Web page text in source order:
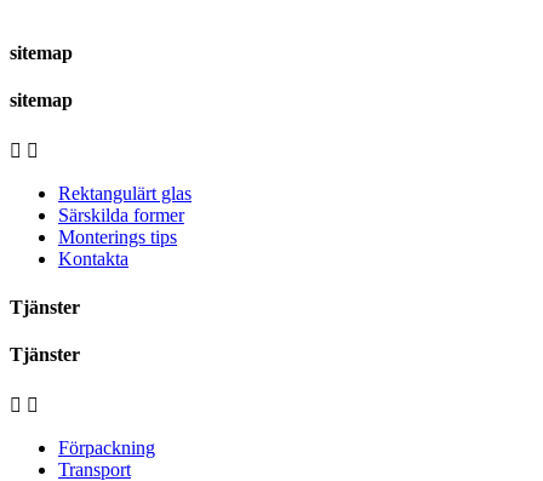
sitemap
sitemap
 
Rektangulärt glas
Särskilda former
Monterings tips
Kontakta
Tjänster
Tjänster
 
Förpackning
Transport